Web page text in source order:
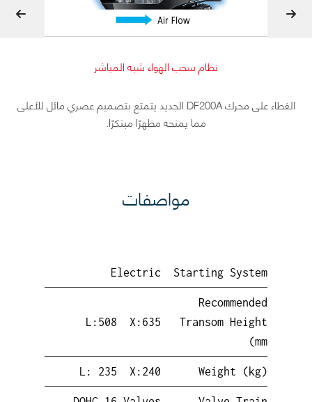
نظام سحب الهواء شبه المباشر
الغطاء على محرك DF200A الجديد يتمتع بتصميم عصري مائل للأعلى
مما يمنحه مظهرًا مبتكرًا.
مواصفات
Starting System
Electric
Recommended
Transom Height
(mm
L:508 X:635
Weight (kg)
L: 235 X:240